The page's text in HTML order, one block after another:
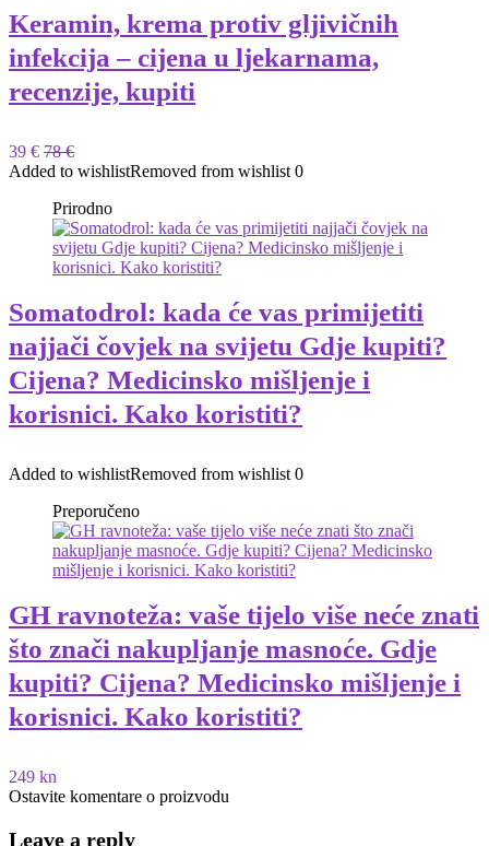
Keramin, krema protiv gljivičnih
infekcija – cijena u ljekarnama,
recenzije, kupiti
39 € 78 €
Added to wishlistRemoved from wishlist 0
Prirodno
Somatodrol: kada će vas primijetiti
najjači čovjek na svijetu Gdje kupiti?
Cijena? Medicinsko mišljenje i
korisnici. Kako koristiti?
Added to wishlistRemoved from wishlist 0
Preporučeno
GH ravnoteža: vaše tijelo više neće znati
što znači nakupljanje masnoće. Gdje
kupiti? Cijena? Medicinsko mišljenje i
korisnici. Kako koristiti?
249 kn
Ostavite komentare o proizvodu
Leave a reply